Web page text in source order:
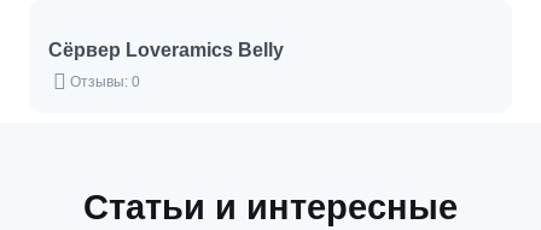
Сёрвер Loveramics Belly
Отзывы: 0
Статьи и интересные